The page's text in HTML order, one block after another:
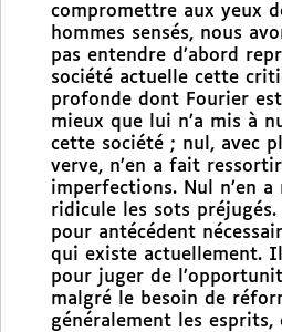
compromettre aux yeux
hommes sensés, nous
pas entendre d’abord
société actuelle cette
profonde dont Fourier est
mieux que lui n’a mis à
cette société ; nul, avec
verve, n’en a fait
imperfections. Nul n’en
ridicule les sots
pour antécédent
qui existe actuellement.
pour juger de
malgré le besoin de
généralement les esprits,